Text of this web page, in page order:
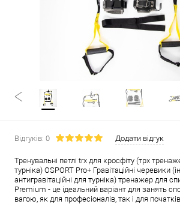
Відгуків: 0 Додати відгук
Тренувальні петлі trx для кросфіту (трх
турніка) OSPORT Pro+ Гравітаційні черевики
антигравітаційні для турніка) тренажер для
Premium - це ідеальний варіант для занять
вагою, як для професіоналів, так і для